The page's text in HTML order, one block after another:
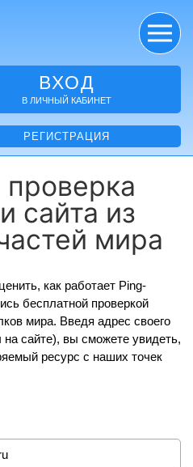
ВХОД
В ЛИЧНЫЙ КАБИНЕТ
РЕГИСТРАЦИЯ
проверка
сайта из
мира
как работает Ping-
бесплатной проверкой
мира. Введя адрес своего
на сайте), вы сможете увидеть,
ресурс с наших точек